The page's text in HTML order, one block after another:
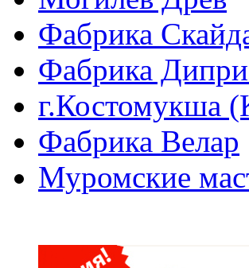
Фабрика
Фабрика
г.Костомукша
Фабрика Велар
Муромские